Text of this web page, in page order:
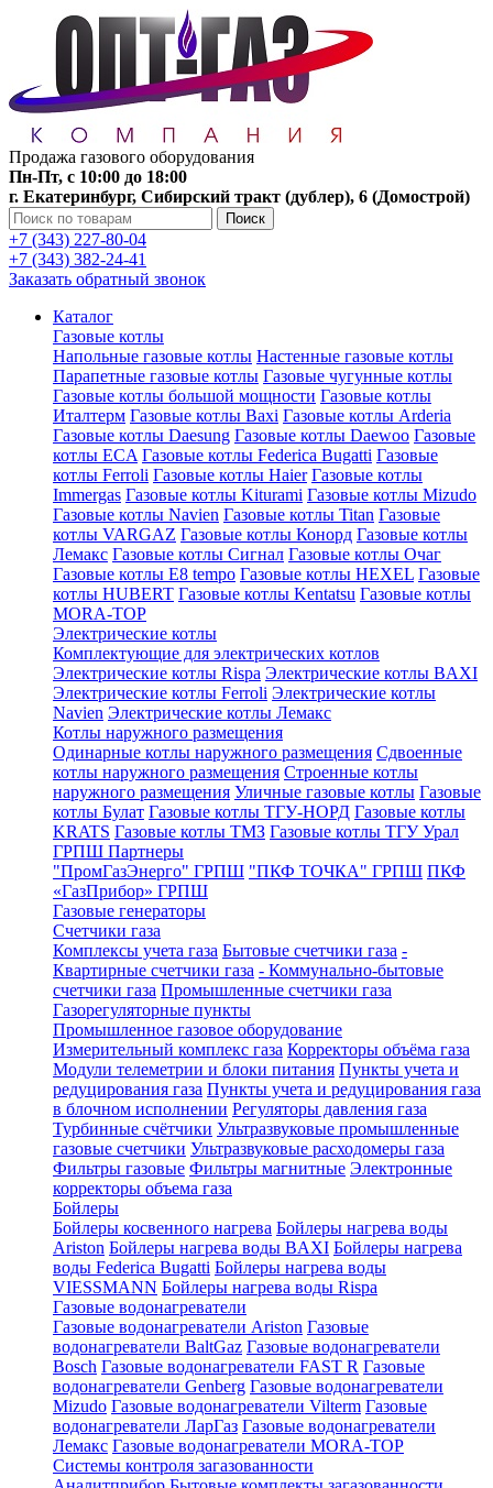
Продажа газового оборудования
Пн-Пт, с 10:00 до 18:00
г. Екатеринбург, Сибирский тракт (дублер), 6 (Домострой)
Поиск
+7 (343) 227-80-04
+7 (343) 382-24-41
Заказать обратный звонок
Каталог
Газовые котлы
Напольные газовые котлы Настенные газовые котлы
Парапетные газовые котлы Газовые чугунные котлы
Газовые котлы большой мощности Газовые котлы
Италтерм Газовые котлы Baxi Газовые котлы Arderia
Газовые котлы Daesung Газовые котлы Daewoo Газовые
котлы ECA Газовые котлы Federica Bugatti Газовые
котлы Ferroli Газовые котлы Haier Газовые котлы
Immergas Газовые котлы Kiturami Газовые котлы Mizudo
Газовые котлы Navien Газовые котлы Titan Газовые
котлы VARGAZ Газовые котлы Конорд Газовые котлы
Лемакс Газовые котлы Сигнал Газовые котлы Очаг
Газовые котлы E8 tempo Газовые котлы HEXEL Газовые
котлы HUBERT Газовые котлы Kentatsu Газовые котлы
MORA-TOP
Электрические котлы
Комплектующие для электрических котлов
Электрические котлы Rispa Электрические котлы BAXI
Электрические котлы Ferroli Электрические котлы
Navien Электрические котлы Лемакс
Котлы наружного размещения
Одинарные котлы наружного размещения Сдвоенные
котлы наружного размещения Строенные котлы
наружного размещения Уличные газовые котлы Газовые
котлы Булат Газовые котлы ТГУ-НОРД Газовые котлы
KRATS Газовые котлы ТМЗ Газовые котлы ТГУ Урал
ГРПШ Партнеры
"ПромГазЭнерго" ГРПШ "ПКФ ТОЧКА" ГРПШ ПКФ
«ГазПрибор» ГРПШ
Газовые генераторы
Счетчики газа
Комплексы учета газа Бытовые счетчики газа -
Квартирные счетчики газа - Коммунально-бытовые
счетчики газа Промышленные счетчики газа
Газорегуляторные пункты
Промышленное газовое оборудование
Измерительный комплекс газа Корректоры объёма газа
Модули телеметрии и блоки питания Пункты учета и
редуцирования газа Пункты учета и редуцирования газа
в блочном исполнении Регуляторы давления газа
Турбинные счётчики Ультразвуковые промышленные
газовые счетчики Ультразвуковые расходомеры газа
Фильтры газовые Фильтры магнитные Электронные
корректоры объема газа
Бойлеры
Бойлеры косвенного нагрева Бойлеры нагрева воды
Ariston Бойлеры нагрева воды BAXI Бойлеры нагрева
воды Federica Bugatti Бойлеры нагрева воды
VIESSMANN Бойлеры нагрева воды Rispa
Газовые водонагреватели
Газовые водонагреватели Ariston Газовые
водонагреватели BaltGaz Газовые водонагреватели
Bosch Газовые водонагреватели FAST R Газовые
водонагреватели Genberg Газовые водонагреватели
Mizudo Газовые водонагреватели Vilterm Газовые
водонагреватели ЛарГаз Газовые водонагреватели
Лемакс Газовые водонагреватели MORA-TOP
Системы контроля загазованности